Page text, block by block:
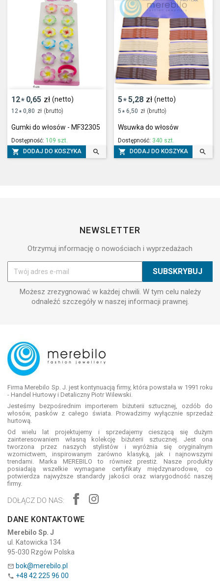
12* 0,65 zł (netto)
12* 0,80 zł (brutto)
Gumki do włosów - MF32305
Dostępność: 109 szt.
 DODAJ DO KOSZYKA 
5*5,28 zł (netto)
5 * 6,50 zł (brutto)
Wsuwka do włosów
Dostępność: 340 szt.
 DODAJ DO KOSZYKA 
NEWSLETTER
Otrzymuj informację o nowościach i wyprzedażach
Możesz zrezygnować w każdej chwili. W tym celu należy
odnaleźć szczegóły w naszej informacji prawnej.
Firma Merebilo Sp. J. jest kontynuacją firmy, która powstała w 1991 roku
- Handel Hurtowy i Detaliczny Piotr Wilewski.
Jesteśmy bezpośrednim importerem biżuterii sztucznej, ozdób do
włosów, pasków z całego świata. Prowadzimy wyłącznie sprzedaż
hurtową.
Od wielu lat projektujemy i sprzedajemy cieszącą się dużym
zainteresowaniem własną kolekcję biżuterii sztucznej. Jest ona
tworzona przez naszych stylistów i wyróżnia się oryginalnym
wzornictwem, inspirowanym zarówno klasyką, jak i najnowszymi
trendami. Marka MEREBILO to również prestiż. Nasze produkty
posiadają wszelkie wymagane certyfikaty międzynarodowe, co
potwierdza najwyższe standardy jakości oraz wiarygodność naszej
firmy.
DOŁĄCZ DO NAS:
DANE KONTAKTOWE
Merebilo Sp. J
ul. Katowicka 134
95-030 Rzgów Polska
 bok@merebilo.pl
 +48 42 225 96 00